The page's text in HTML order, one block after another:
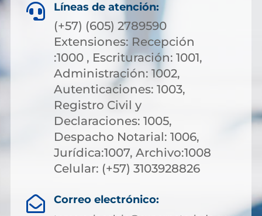
 Líneas de atención:
(+57) (605) 2789590
Extensiones: Recepción
:1000 , Escrituración: 1001,
Administración: 1002,
Autenticaciones: 1003,
Registro Civil y
Declaraciones: 1005,
Despacho Notarial: 1006,
Jurídica:1007, Archivo:1008
Celular: (+57) 3103928826
 Correo electrónico: